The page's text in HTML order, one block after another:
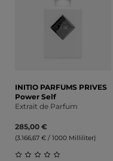
INITIO PARFUMS PRIVES
Power Self
Extrait de Parfum
285,00 €
(3.166,67 € / 1000 Milliliter)